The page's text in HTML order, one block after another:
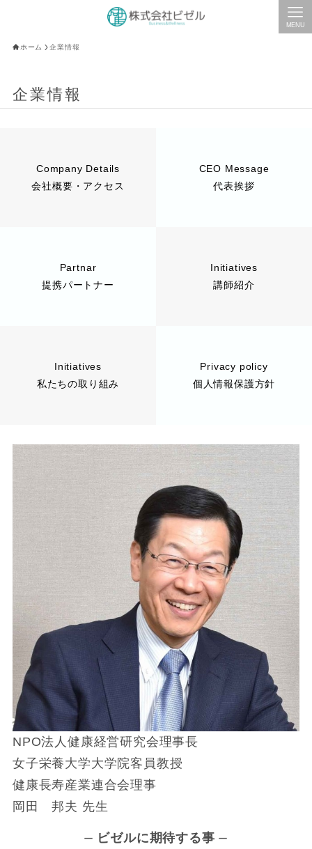
MENU
ホーム 企業情報
企業情報
Company Details
会社概要・アクセス
CEO Message
代表挨拶
Partnar
提携パートナー
Initiatives
講師紹介
Initiatives
私たちの取り組み
Privacy policy
個人情報保護方針
NPO法人健康経営研究会理事長
女子栄養大学大学院客員教授
健康長寿産業連合会理事
岡田 邦夫 先生
ー ビゼルに期待する事 ー